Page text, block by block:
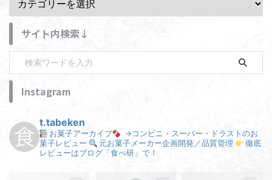
サイト内検索↓
Instagram
t.tabeken
お菓子アーカイブ
→コンビニ・スーパー・ドラストのお
菓子レビュー
元お菓子メーカー企画開発／品質管理
徹底
レビューはブログ「食べ研」で！